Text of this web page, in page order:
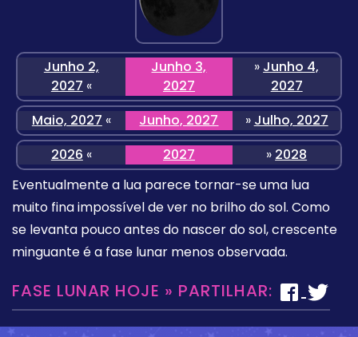
Junho 2,
2027 «
Junho 3,
2027
» Junho 4,
2027
Maio, 2027 « Junho, 2027 » Julho, 2027
2026 « 2027 » 2028
Eventualmente a lua parece tornar-se uma lua
muito fina impossível de ver no brilho do sol. Como
se levanta pouco antes do nascer do sol, crescente
minguante é a fase lunar menos observada.
FASE LUNAR HOJE » PARTILHAR: